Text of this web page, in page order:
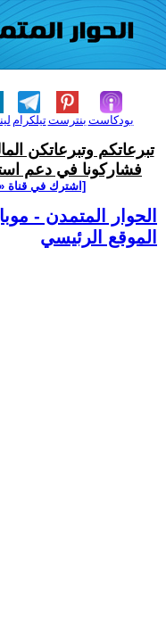
تيلكرامبنترست بودكاست
تبرعاتكم وتبرعاتكن
فشاركونا في دعم
[اشترك في قناة
الحوار المتمدن -
الموقع الرئيسي